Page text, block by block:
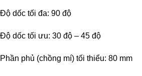
Độ dốc tối đa: 90 độ
Độ dốc tối ưu: 30 độ – 45 độ
Phần phủ (chồng mí) tối thiểu: 80 mm